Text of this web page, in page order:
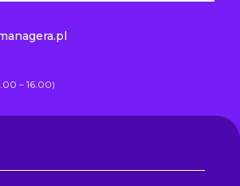
– 16.00)